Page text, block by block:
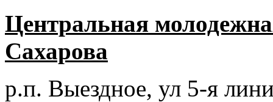
Центральная
Сахарова
р.п. Выездное, ул 5-я